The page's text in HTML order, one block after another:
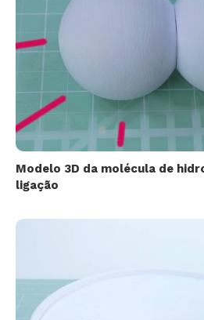
Modelo 3D da molécula de
ligação